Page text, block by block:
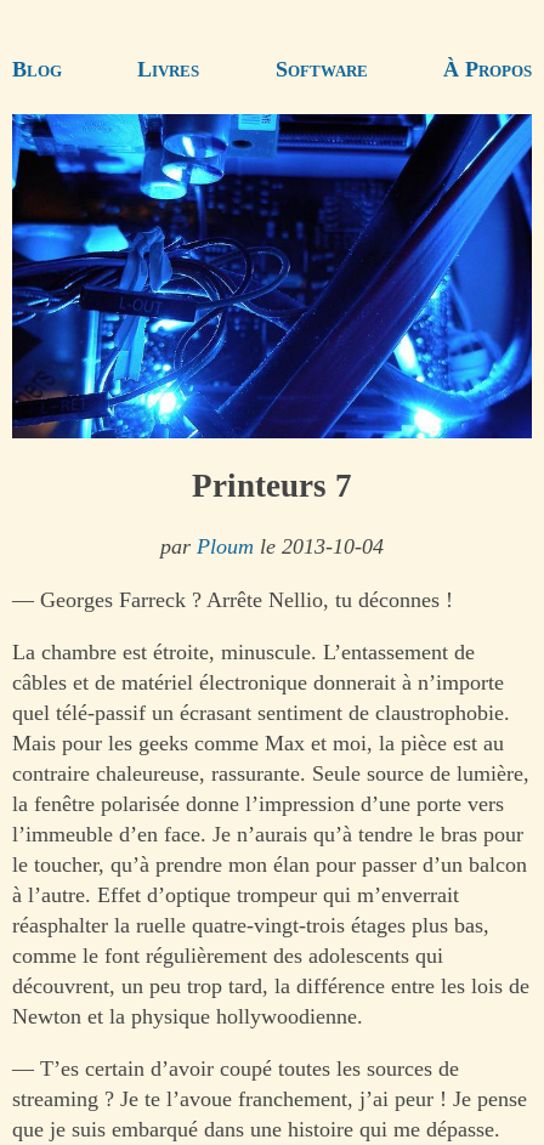
Blog Livres Software À Propos
Printeurs 7
par Ploum le 2013-10-04
— Georges Farreck ? Arrête Nellio, tu déconnes !
La chambre est étroite, minuscule. L’entassement de
câbles et de matériel électronique donnerait à n’importe
quel télé-passif un écrasant sentiment de claustrophobie.
Mais pour les geeks comme Max et moi, la pièce est au
contraire chaleureuse, rassurante. Seule source de lumière,
la fenêtre polarisée donne l’impression d’une porte vers
l’immeuble d’en face. Je n’aurais qu’à tendre le bras pour
le toucher, qu’à prendre mon élan pour passer d’un balcon
à l’autre. Effet d’optique trompeur qui m’enverrait
réasphalter la ruelle quatre-vingt-trois étages plus bas,
comme le font régulièrement des adolescents qui
découvrent, un peu trop tard, la différence entre les lois de
Newton et la physique hollywoodienne.
— T’es certain d’avoir coupé toutes les sources de
streaming ? Je te l’avoue franchement, j’ai peur ! Je pense
que je suis embarqué dans une histoire qui me dépasse.